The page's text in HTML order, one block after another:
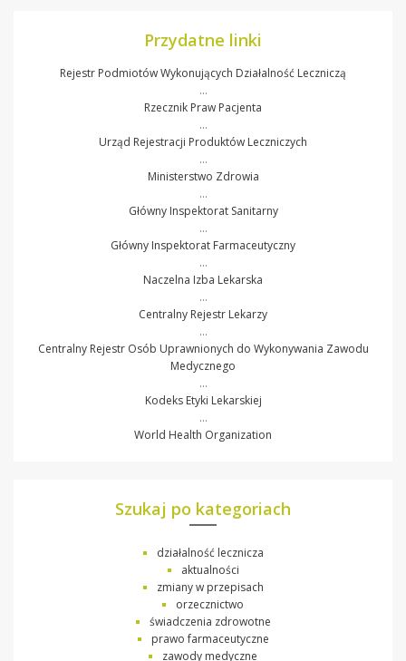
Przydatne linki
Rejestr Podmiotów Wykonujących Działalność Leczniczą
…
Rzecznik Praw Pacjenta
…
Urząd Rejestracji Produktów Leczniczych
…
Ministerstwo Zdrowia
…
Główny Inspektorat Sanitarny
…
Główny Inspektorat Farmaceutyczny
…
Naczelna Izba Lekarska
…
Centralny Rejestr Lekarzy
…
Centralny Rejestr Osób Uprawnionych do Wykonywania Zawodu
Medycznego
…
Kodeks Etyki Lekarskiej
…
World Health Organization
Szukaj po kategoriach
działalność lecznicza
aktualności
zmiany w przepisach
orzecznictwo
świadczenia zdrowotne
prawo farmaceutyczne
zawody medyczne